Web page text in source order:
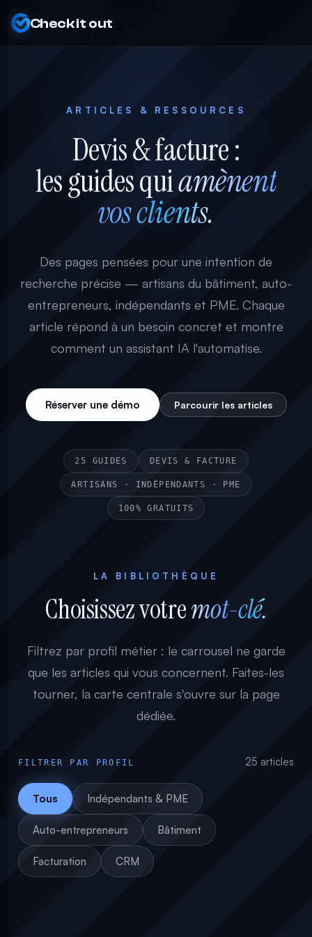
Check it out
ARTICLES & RESSOURCES
Devis & facture :
les guides quiamènent
vos clients.
Des pages pensées pour une intention de
recherche précise — artisans du bâtiment, auto-
entrepreneurs, indépendants et PME. Chaque
article répond à un besoin concret et montre
comment un assistant IA l'automatise.
Réserver une démo Parcourir les articles
25 GUIDES DEVIS & FACTURE
ARTISANS · INDÉPENDANTS · PME
100% GRATUITS
LA BIBLIOTHÈQUE
Choisissez votremot-clé.
Filtrez par profil métier : le carrousel ne garde
que les articles qui vous concernent. Faites-les
tourner, la carte centrale s'ouvre sur la page
dédiée.
FILTRER PAR PROFIL 25 articles
Tous Indépendants & PME
Auto-entrepreneurs Bâtiment
Facturation CRM